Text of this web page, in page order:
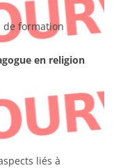
de formation
en religion
liés à